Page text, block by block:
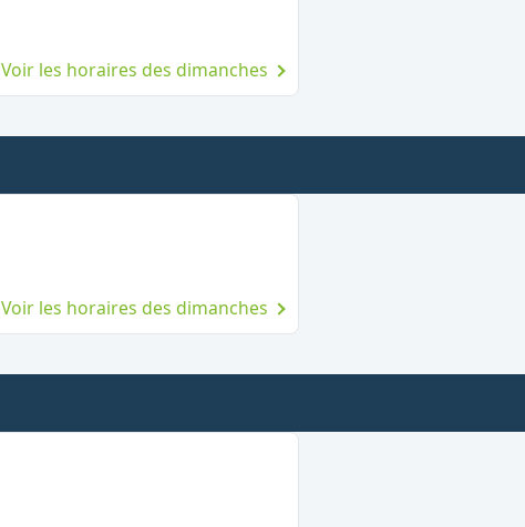
Voir les horaires des dimanches
Voir les horaires des dimanches